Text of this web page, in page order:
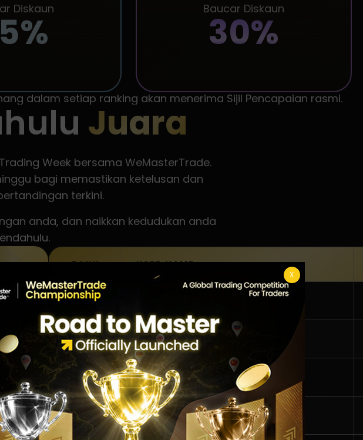
X
Diskaun Baucar Diskaun
30%
dalam setiap ranking akan menerima Sijil Pencapaian rasmi.
Juara
Week bersama WeMasterTrade.
bagi memastikan ketelusan dan
terkini.
anda, dan naikkan kedudukan anda
TOP 1
TOP 2
RANK USER NAME
6
7 Harrydi Lawisan
8 Wan nor anis anaqi bin wan aziz
9 Ahmad Fuad Ismail